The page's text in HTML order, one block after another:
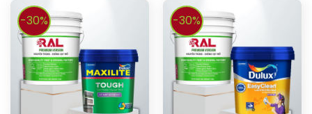
-30% -30%